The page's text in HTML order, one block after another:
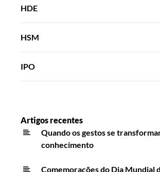
HDE
HSM
IPO
Artigos recentes
Quando os gestos se
conhecimento
Comemorações do Dia Mundial